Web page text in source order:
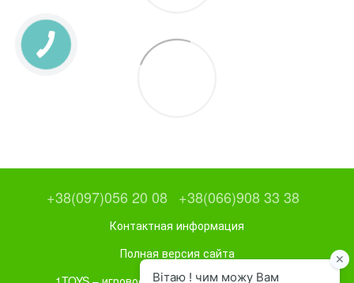
+38(097)056 20 08 +38(066)908 33 38
Контактная информация
Полная версия сайта